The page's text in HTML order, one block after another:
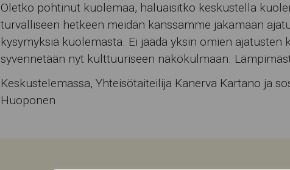
Oletko pohtinut kuolemaa, haluaisitko keskustella
turvalliseen hetkeen meidän kanssamme jakamaan
kysymyksiä kuolemasta. Ei jäädä yksin omien ajatusten
syvennetään nyt kulttuuriseen näkökulmaan.
Keskustelemassa, Yhteisötaiteilija Kanerva Kartano ja
Huoponen